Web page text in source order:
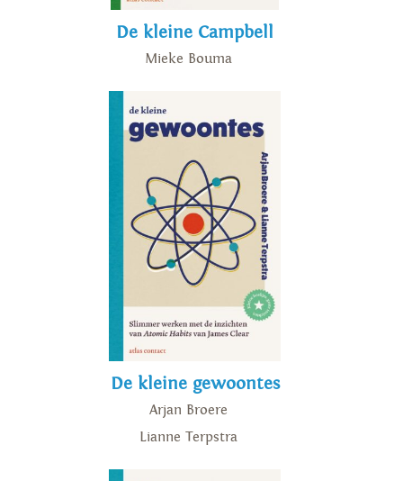
De kleine Campbell
Mieke Bouma
De kleine gewoontes
Arjan Broere
Lianne Terpstra